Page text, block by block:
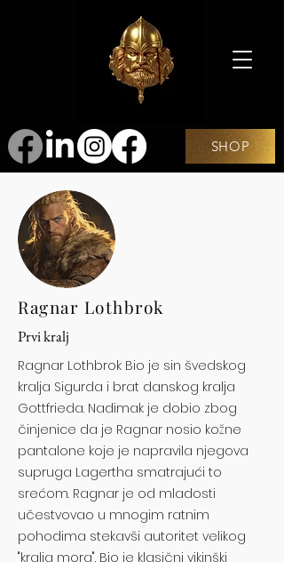
SHOP
Ragnar Lothbrok
Prvi kralj
Ragnar Lothbrok Bio je sin švedskog
kralja Sigurda i brat danskog kralja
Gottfrieda. Nadimak je dobio zbog
činjenice da je Ragnar nosio kožne
pantalone koje je napravila njegova
supruga Lagertha smatrajući to
srećom. Ragnar je od mladosti
učestvovao u mnogim ratnim
pohodima stekavši autoritet velikog
"kralja mora". Bio je klasični vikinški